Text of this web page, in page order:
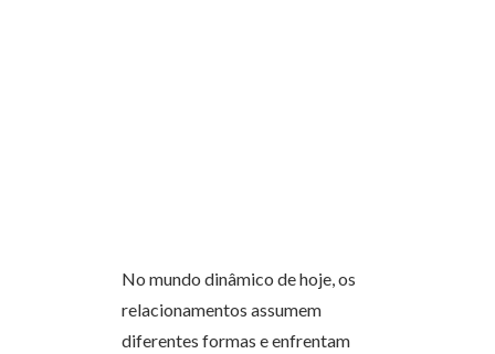
No mundo dinâmico de hoje, os
relacionamentos assumem
diferentes formas e enfrentam